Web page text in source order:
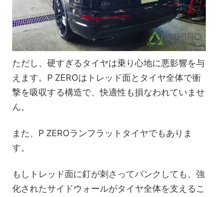
ただし、硬すぎるタイヤは乗り心地に悪影響を与
えます。P ZEROはトレッド面とタイヤ全体で衝
撃を吸収する構造で、快適性も損なわれていませ
ん。
また、P ZEROランフラットタイヤでもありま
す。
もしトレッド面に釘が刺さってパンクしても、強
化されたサイドウォールがタイヤ全体を支えるこ